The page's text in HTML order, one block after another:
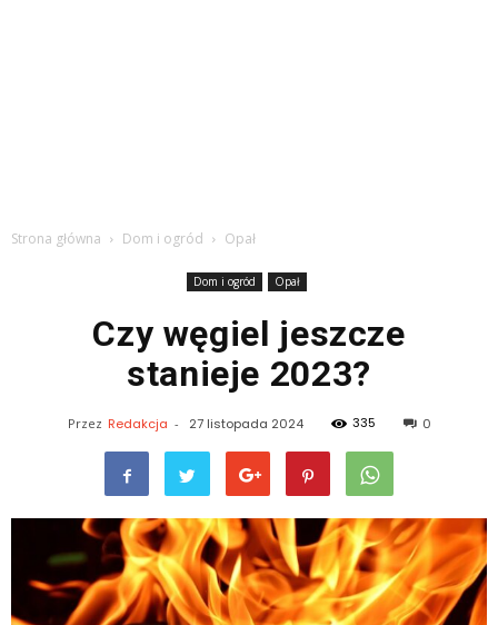
Strona główna Dom i ogród Opał
Dom i ogród Opał
Czy węgiel jeszcze
stanieje 2023?
Przez Redakcja - 27 listopada 2024 335 0